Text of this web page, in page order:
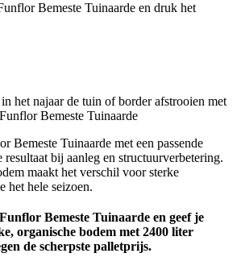
Bemeste Tuinaarde en druk het
het najaar de tuin of border afstrooien met
Bemeste Tuinaarde
Bemeste Tuinaarde met een passende
bij aanleg en structuurverbetering.
maakt het verschil voor sterke
het hele seizoen.
Bemeste Tuinaarde en geef je
organische bodem met 2400 liter
de scherpste palletprijs.